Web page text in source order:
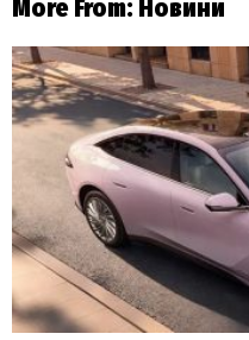
More From: Новини